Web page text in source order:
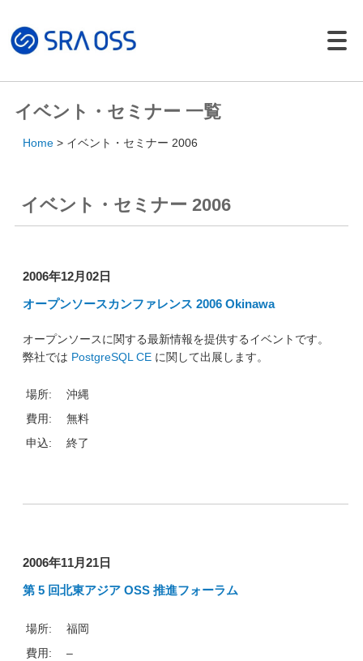
製品・サービス一覧
導入・構築サービス
導入事例
イベント・セミナー
セミナー資料
採用情報
イベント・セミナー 一覧
Home イベント・セミナー 2006
イベント・セミナー 2006
2006年12月02日
オープンソースカンファレンス 2006 Okinawa
オープンソースに関する最新情報を提供するイベントです。
弊社では PostgreSQL CEに関して出展します。
場所:
沖縄
費用:
無料
申込:
終了
2006年11月21日
第 5 回北東アジア OSS 推進フォーラム
場所:
福岡
費用:
–